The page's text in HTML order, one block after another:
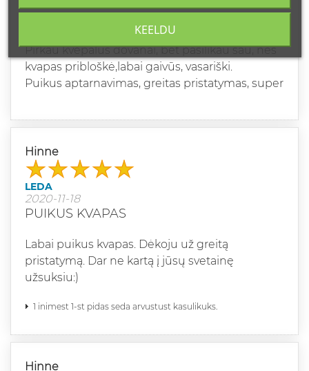
Pirkau kvepalus dovanai, bet pasilikau sau, nes
kvapas pribloškė,labai gaivūs, vasariški.
Puikus aptarnavimas, greitas pristatymas, super
Hinne
LEDA
2020-11-18
PUIKUS KVAPAS
Labai puikus kvapas. Dėkoju už greitą
pristatymą. Dar ne kartą į jūsų svetainę
užsuksiu:)
1 inimest 1-st pidas seda arvustust kasulikuks.
Hinne
KEELDU